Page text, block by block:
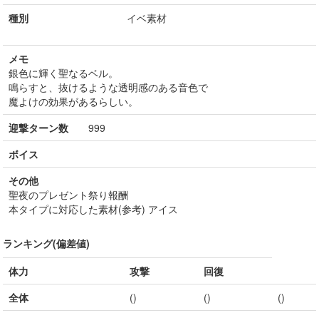
種別 イベ素材
メモ
銀色に輝く聖なるベル。
鳴らすと、抜けるような透明感のある音色で
魔よけの効果があるらしい。
迎撃ターン数 999
ボイス
その他
聖夜のプレゼント祭り報酬
本タイプに対応した素材(参考) アイス
ランキング(偏差値)
体力
攻撃
回復
全体
() ()
()